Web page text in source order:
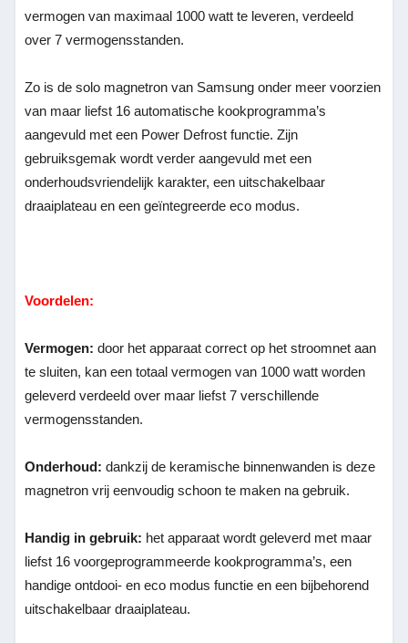
vermogen van maximaal 1000 watt te leveren, verdeeld
over 7 vermogensstanden.
Zo is de solo magnetron van Samsung onder meer voorzien
van maar liefst 16 automatische kookprogramma’s
aangevuld met een Power Defrost functie. Zijn
gebruiksgemak wordt verder aangevuld met een
onderhoudsvriendelijk karakter, een uitschakelbaar
draaiplateau en een geïntegreerde eco modus.
Voordelen:
Vermogen: door het apparaat correct op het stroomnet aan
te sluiten, kan een totaal vermogen van 1000 watt worden
geleverd verdeeld over maar liefst 7 verschillende
vermogensstanden.
Onderhoud: dankzij de keramische binnenwanden is deze
magnetron vrij eenvoudig schoon te maken na gebruik.
Handig in gebruik: het apparaat wordt geleverd met maar
liefst 16 voorgeprogrammeerde kookprogramma’s, een
handige ontdooi- en eco modus functie en een bijbehorend
uitschakelbaar draaiplateau.